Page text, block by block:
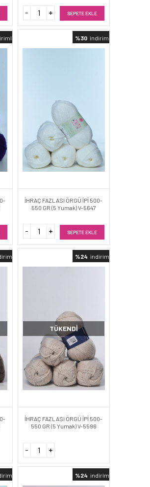
SEPETE EKLE
%30 indirimli
İHRAÇ FAZLASI ÖRGÜ İPİ 500-
550 GR (5 Yumak) V-5647
SEPETE EKLE
%24 indirimli
TÜKENDI
İHRAÇ FAZLASI ÖRGÜ İPİ 500-
550 GR (5 Yumak) V-5596
%24 indirimli